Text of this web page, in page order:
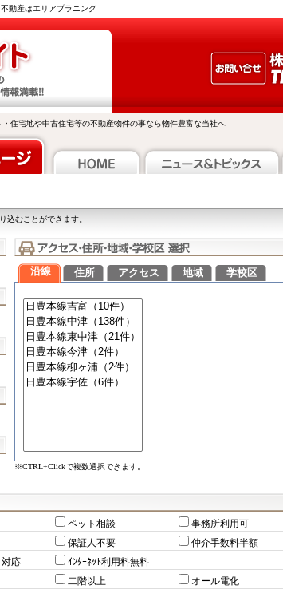
動産はエリアプラニング
住宅地や中古住宅等の不動産物件の事なら物件豊富な当社へ
込むことができます。
沿線 住所 アクセス 地域 学校区
※CTRL+Clickで複数選択できます。
ペット相談
事務所利用可
保証人不要
仲介手数料半額
応 ｲﾝﾀｰﾈｯﾄ利用料無料
二階以上
オール電化